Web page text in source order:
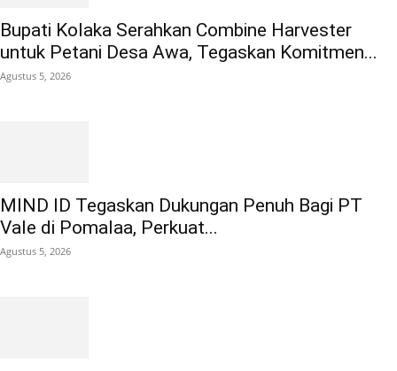
Bupati Kolaka Serahkan Combine Harvester
untuk Petani Desa Awa, Tegaskan Komitmen...
Agustus 5, 2026
MIND ID Tegaskan Dukungan Penuh Bagi PT
Vale di Pomalaa, Perkuat...
Agustus 5, 2026